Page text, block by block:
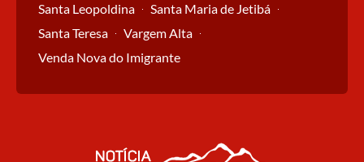
Santa Leopoldina
Santa Maria de Jetibá
Santa Teresa
Vargem Alta
Venda Nova do Imigrante